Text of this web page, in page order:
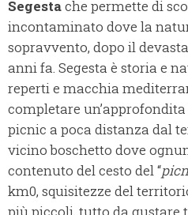
Segestache permette di
incontaminato dove la
sopravvento, dopo il
anni fa. Segesta è storia e
reperti e macchia
completare
picnic a poca distanza dal
vicino boschetto dove
contenuto del cesto del “
km0, squisitezze del